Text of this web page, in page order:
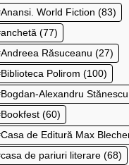
Anansi. World Fiction (83)
anchetă (77)
Andreea Răsuceanu (27)
Biblioteca Polirom (100)
Bogdan-Alexandru Stănescu
Bookfest (60)
Casa de Editură Max
casa de pariuri literare (68)